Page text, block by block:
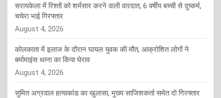
सरायकेला में रिश्तों को शर्मसार करने वाली वारदात, 6 वर्षीय बच्ची से दुष्कर्म,
चचेरा भाई गिरफ्तार
August 4, 2026
कोलकाता में इलाज के दौरान घायल युवक की मौत, आक्रोशित लोगों ने
बर्मामाइंस थाना का किया घेराव
August 4, 2026
सुमित अग्रवाल हत्याकांड का खुलासा, मुख्य साजिशकर्ता समेत दो गिरफ्तार